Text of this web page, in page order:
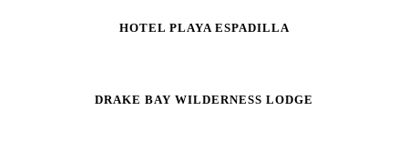
HOTEL PLAYA ESPADILLA
DRAKE BAY WILDERNESS LODGE